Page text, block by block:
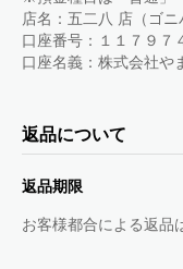
店名：五二八 店（ゴニ
口座番号：１１７９７
口座名義：株式会社や
返品について
返品期限
お客様都合による返品